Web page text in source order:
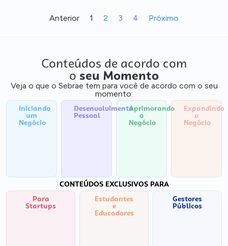
Anterior 1 2 3 4 Próximo
Conteúdos de acordo com
o seu Momento
Veja o que o Sebrae tem para você de acordo com o seu
momento:
Iniciando
um
Negócio
Desenvolvimento
Pessoal
Aprimorando
o
Negócio
Expandindo
o
Negócio
CONTEÚDOS EXCLUSIVOS PARA
Para
Startups
Estudantes
e
Educadores
Gestores
Públicos